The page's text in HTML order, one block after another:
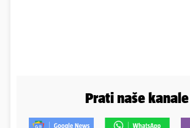
Prati naše kanale